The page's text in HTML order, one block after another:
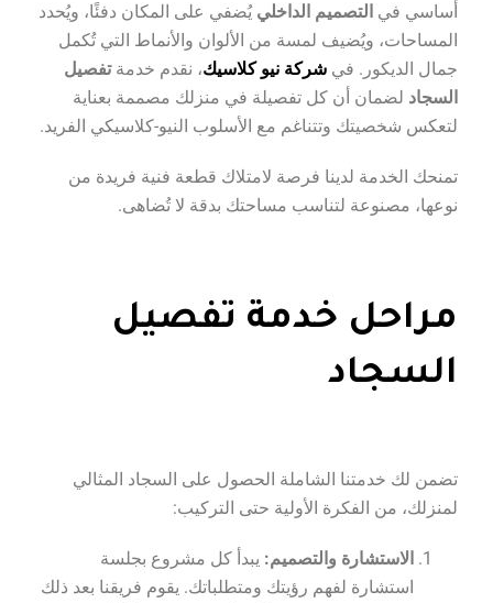
أساسي في التصميم الداخلي يُضفي على المكان دفئًا، ويُحدد
المساحات، ويُضيف لمسة من الألوان والأنماط التي تُكمل
جمال الديكور. في شركة نيو كلاسيك، نقدم خدمةتفصيل
السجاد لضمان أن كل تفصيلة في منزلك مصممة بعناية
لتعكس شخصيتك وتتناغم مع الأسلوب النيو-كلاسيكي الفريد.
تمنحك الخدمة لدينا فرصة لامتلاك قطعة فنية فريدة من
نوعها، مصنوعة لتناسب مساحتك بدقة لا تُضاهى.
مراحل خدمة تفصيل
السجاد
تضمن لك خدمتنا الشاملة الحصول على السجاد المثالي
لمنزلك، من الفكرة الأولية حتى التركيب:
الاستشارة والتصميم: يبدأ كل مشروع بجلسة
استشارة لفهم رؤيتك ومتطلباتك. يقوم فريقنا بعد ذلك